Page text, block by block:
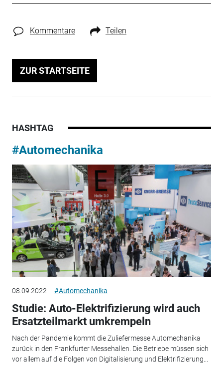
Kommentare Teilen
ZUR STARTSEITE
HASHTAG
#Automechanika
08.09.2022 #Automechanika
Studie: Auto-Elektrifizierung wird auch
Ersatzteilmarkt umkrempeln
Nach der Pandemie kommt die Zuliefermesse Automechanika
zurück in den Frankfurter Messehallen. Die Betriebe müssen sich
vor allem auf die Folgen von Digitalisierung und Elektrifizierung...